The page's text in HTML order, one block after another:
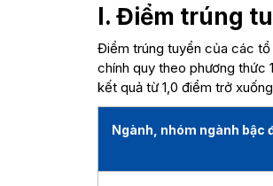
I. Điểm trúng
Điểm trúng tuyển của các
chính quy theo phương thức
kết quả từ 1,0 điểm trở
Ngành, nhóm ngành bậc